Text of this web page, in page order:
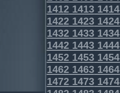
141214131414
142214231424
143214331434
144214431444
145214531454
146214631464
147214731474